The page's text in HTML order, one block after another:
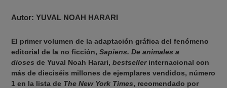
el
tu
carrito
de
compra
Autor: YUVAL NOAH HARARI
El primer volumen de la adaptación gráfica del fenómeno
editorial de la no ficción, Sapiens. De animales a
dioses de Yuval Noah Harari, bestseller internacional con
más de dieciséis millones de ejemplares vendidos, número
1 en la lista de The New York Times, recomendado por